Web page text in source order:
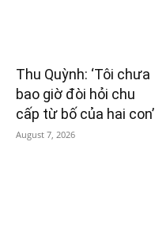
Thu Quỳnh: ‘Tôi chưa
bao giờ đòi hỏi chu
cấp từ bố của hai con’
August 7, 2026